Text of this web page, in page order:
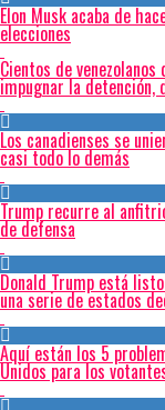
Elon Musk acaba de
elecciones
Cientos de
impugnar la detención,
Los canadienses se
casi todo lo demás
Trump recurre al
de defensa
Donald Trump está
una serie de estados
Aquí están los 5
Unidos para los